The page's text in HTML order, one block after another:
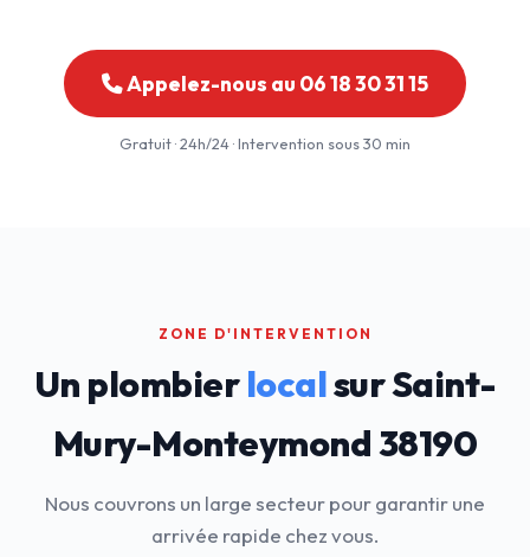
Appelez-nous au 06 18 30 31 15
Gratuit · 24h/24 · Intervention sous 30 min
ZONE D'INTERVENTION
Un plombierlocalsur Saint-
Mury-Monteymond 38190
Nous couvrons un large secteur pour garantir une
arrivée rapide chez vous.